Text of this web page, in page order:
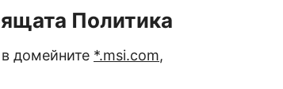
Политика
домейните *.msi.com,